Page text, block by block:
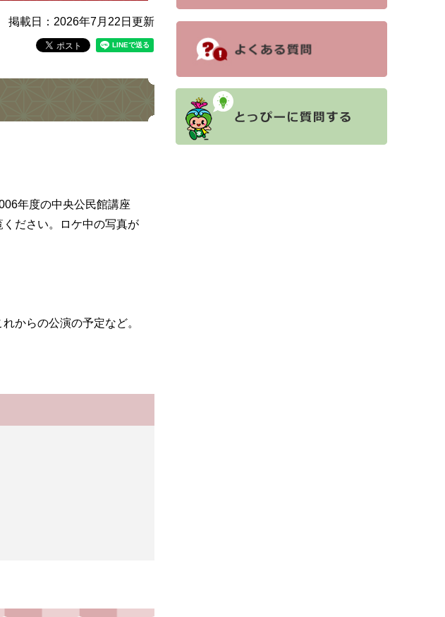
掲載日：2026年7月22日更新
年度の中央公民館講座
ださい。ロケ中の写真が
からの公演の予定など。